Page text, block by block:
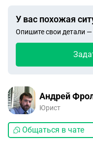
У вас похожая
Опишите свои детали
Андрей
Юрист
Общаться в чате